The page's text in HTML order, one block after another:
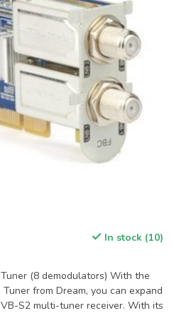
In stock (10)
(8 demodulators) With the
from Dream, you can expand
S2 multi-tuner receiver. With its